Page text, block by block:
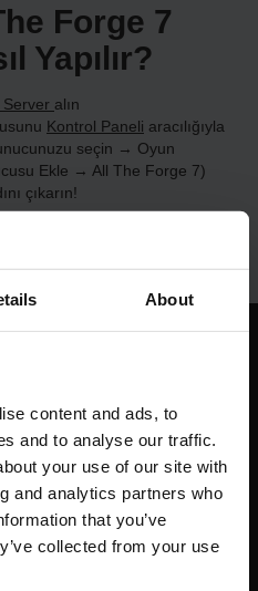
About
content and ads, to
and to analyse our traffic.
your use of our site with
and analytics partners who
that you’ve
collected from your use
Forge 7
Yapılır?
alın
Kontrol Paneli aracılığıyla
seçin → Oyun
Ekle → All The Forge 7)
çıkarın!
Kesklinna linnaosa,